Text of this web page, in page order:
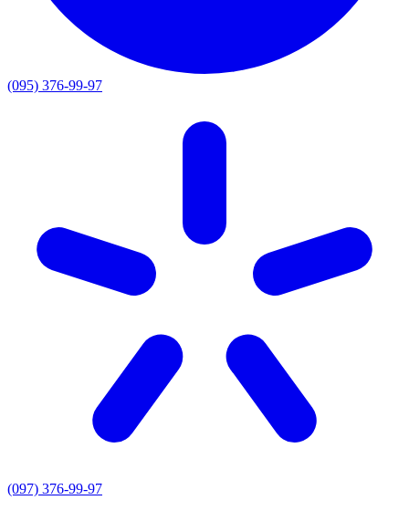
(095) 376-99-97
(097) 376-99-97